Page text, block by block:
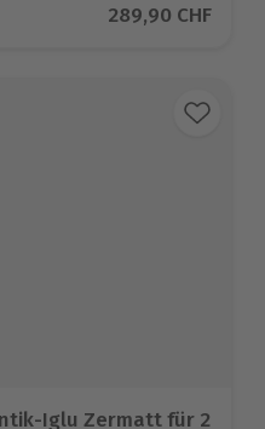
Aktueller Preis
289,90 CHF
Iglu Zermatt für 2